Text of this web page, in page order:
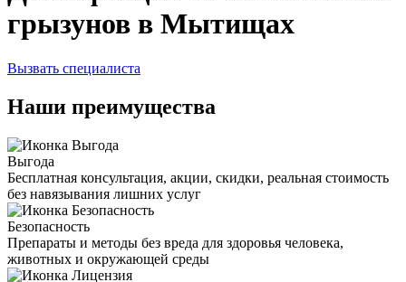
грызунов в Мытищах
Вызвать специалиста
Наши преимущества
Выгода
Бесплатная консультация, акции, скидки, реальная стоимость
без навязывания лишних услуг
Безопасность
Препараты и методы без вреда для здоровья человека,
животных и окружающей среды